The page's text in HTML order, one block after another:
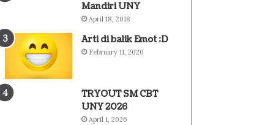
Mandiri UNY
April 18, 2018
Arti di balik Emot :D
February 11, 2020
TRYOUT SM CBT
UNY 2026
April 1, 2026